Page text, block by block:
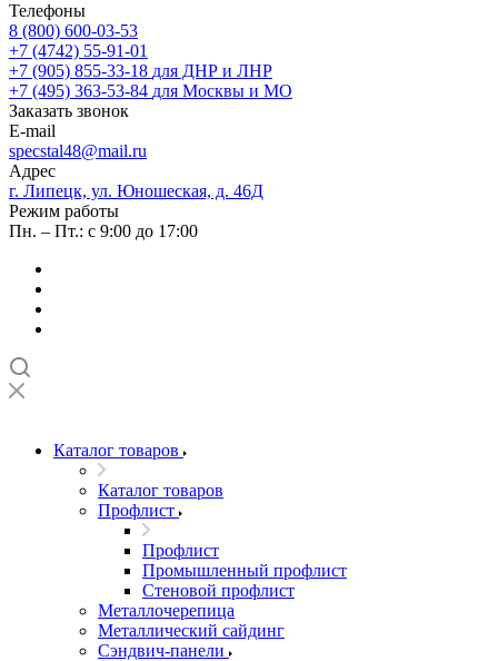
Телефоны
8 (800) 600-03-53
+7 (4742) 55-91-01
+7 (905) 855-33-18 для ДНР и ЛНР
+7 (495) 363-53-84 для Москвы и МО
Заказать звонок
E-mail
specstal48@mail.ru
Адрес
г. Липецк, ул. Юношеская, д. 46Д
Режим работы
Пн. – Пт.: с 9:00 до 17:00
Каталог товаров
Каталог товаров
Профлист
Профлист
Промышленный профлист
Стеновой профлист
Металлочерепица
Металлический сайдинг
Сэндвич-панели